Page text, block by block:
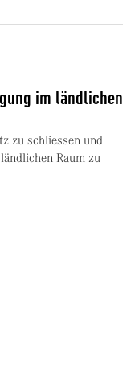
im ländlichen
zu schliessen und
Raum zu